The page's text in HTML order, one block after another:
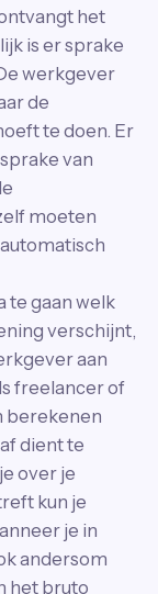
het
is er sprake
werkgever
de
te doen. Er
van
moeten
te gaan welk
verschijnt,
aan
freelancer of
berekenen
dient te
over je
kun je
je in
andersom
het bruto